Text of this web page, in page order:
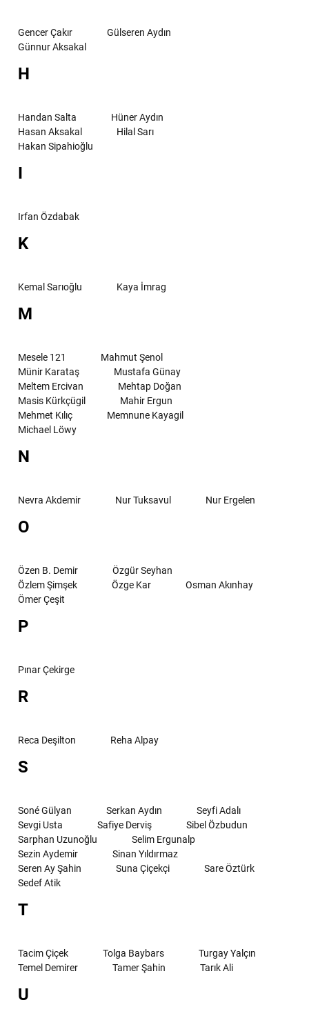
Gencer Çakır
Gülseren Aydın
Günnur Aksakal
H
Handan Salta
Hüner Aydın
Hasan Aksakal
Hilal Sarı
Hakan Sipahioğlu
I
Irfan Özdabak
K
Kemal Sarıoğlu Kaya İmrag
M
Mesele 121
Mahmut Şenol
Münir Karataş
Mustafa Günay
Meltem Ercivan
Mehtap Doğan
Masis Kürkçügil
Mahir Ergun
Mehmet Kılıç
Memnune Kayagil
Michael Löwy
N
Nevra Akdemir Nur Tuksavul Nur Ergelen
O
Özen B. Demir
Özgür Seyhan
Özlem Şimşek
Özge Kar
Osman Akınhay
Ömer Çeşit
P
Pınar Çekirge
R
Reca Deşilton Reha Alpay
S
Soné Gülyan Serkan Aydın
Seyfi Adalı
Sevgi Usta
Safiye Derviş
Sibel Özbudun
Sarphan Uzunoğlu
Selim Ergunalp
Sezin Aydemir
Sinan Yıldırmaz
Seren Ay Şahin
Suna Çiçekçi
Sare Öztürk
Sedef Atik
T
Tacim Çiçek Tolga Baybars
Turgay Yalçın
Temel Demirer
Tamer Şahin Tarık Ali
U